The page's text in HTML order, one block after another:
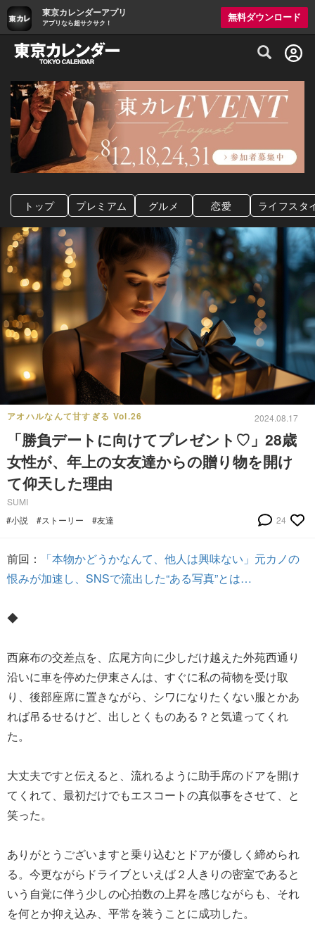
東京カレンダーアプリ
アプリなら超サクサク！
無料ダウンロード
グルメ情報・プレミアムレストラン予約
トップ プレミアム グルメ 恋愛 ライフスタ
アオハルなんて甘すぎる Vol.26 2024.08.17
「勝負デートに向けてプレゼント♡」28歳
女性が、年上の女友達からの贈り物を開け
て仰天した理由
SUMI
#小説
#ストーリー #友達 24
前回：
「本物かどうかなんて、他人は興味ない」元カノの
恨みが加速し、SNSで流出した“ある写真”とは…
◆
西麻布の交差点を、広尾方向に少しだけ越えた外苑西通り
沿いに車を停めた伊東さんは、すぐに私の荷物を受け取
り、後部座席に置きながら、シワになりたくない服とかあ
れば吊るせるけど、出しとくものある？と気遣ってくれ
た。
大丈夫ですと伝えると、流れるように助手席のドアを開け
てくれて、最初だけでもエスコートの真似事をさせて、と
笑った。
ありがとうございますと乗り込むとドアが優しく締められ
る。今更ながらドライブといえば２人きりの密室であると
いう自覚に伴う少しの心拍数の上昇を感じながらも、それ
を何とか抑え込み、平常を装うことに成功した。